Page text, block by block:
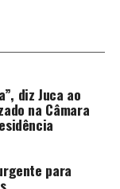
diz Juca ao
na Câmara
para